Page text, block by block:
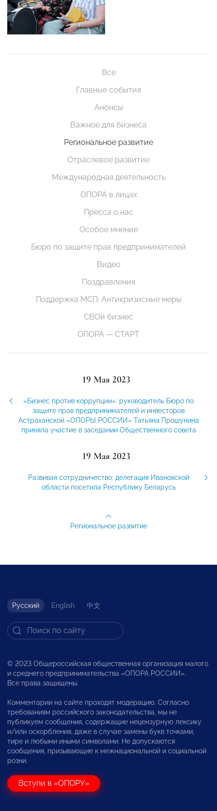
Все
Главные события
Анонсы
Важное для бизнеса
Региональное развитие
Отраслевое развитие
Международная деятельность
ОПОРА в лицах
Пресса о нас
Особое мнение
Бюро по защите прав предпринимателей
Видео
Поздравления
Поддержка МСП. Антикризисные меры
СВОй бизнес
ОПОРА — СТАРТ
19 Мая 2023
«Бизнес против коррупции»: руководитель Бюро по
защите прав предпринимателей и инвесторов
Астраханской «ОПОРЫ РОССИИ» Татьяна Прошунина
приняла участие в заседании Общественного совета
19 Мая 2023
Развивая сотрудничество: делегация Ивановской
области посетила Республику Беларусь
Региональное развитие
Русский English 中文
© 2023 Общероссийская общественная организация малого
и среднего предпринимательства «ОПОРА РОССИИ».
Все права защищены.
Комментарии на сайте проходят модерацию. Согласно
требованиям российского законодательства, мы не
публикуем сообщения, содержащие нецензурную лексику
и/или оскорбления, даже в случае замены букв точками,
тире и любыми иными символами. Не допускаются
сообщения, призывающие к межнациональной и социальной
розни.
Вступи в «ОПОРУ»